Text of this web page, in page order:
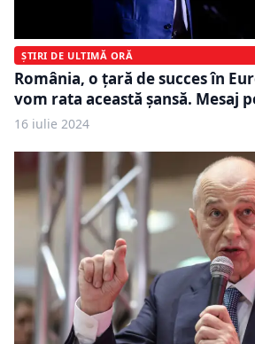
ȘTIRI DE ULTIMĂ ORĂ
România, o țară de succes în
vom rata această șansă. Mesaj
16 iulie 2024